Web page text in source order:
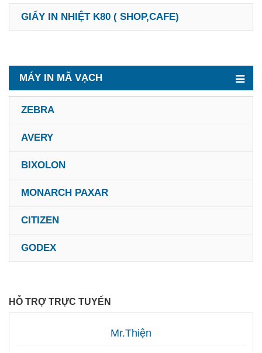
GIẤY IN NHIỆT K80 ( SHOP,CAFE)
MÁY IN MÃ VẠCH
ZEBRA
AVERY
BIXOLON
MONARCH PAXAR
CITIZEN
GODEX
HỖ TRỢ TRỰC TUYẾN
Mr.Thiện